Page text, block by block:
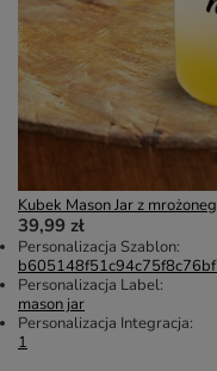
Kubek Mason Jar z
39,99 zł
Personalizacja Szablon:
Personalizacja Label:
mason jar
Personalizacja Integracja:
1